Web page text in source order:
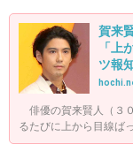
賀来
「上
ツ報
俳優の賀来賢人（３
るたびに上から目線ば